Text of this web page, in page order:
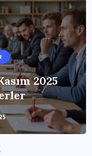
2025